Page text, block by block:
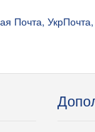
Почта,